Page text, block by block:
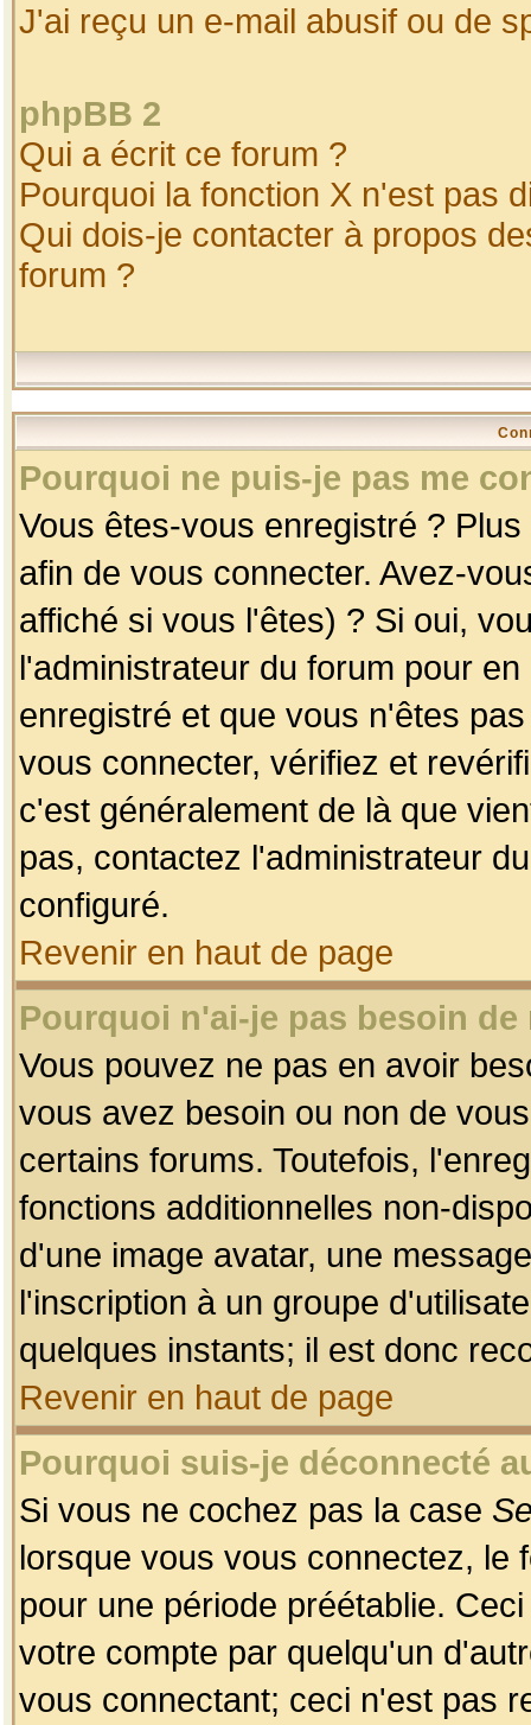
J'ai reçu un e-mail abusif ou de
phpBB 2
Qui a écrit ce forum ?
Pourquoi la fonction X n'est pas
Qui dois-je contacter à propos
forum ?
Pourquoi ne puis-je pas me
Vous êtes-vous enregistré ?
afin de vous connecter. Avez-
affiché si vous l'êtes) ? Si oui,
l'administrateur du forum pour
enregistré et que vous n'êtes
vous connecter, vérifiez et
c'est généralement de là que
pas, contactez l'administrateur
configuré.
Revenir en haut de page
Pourquoi n'ai-je pas besoin
Vous pouvez ne pas en avoir
vous avez besoin ou non de
certains forums. Toutefois,
fonctions additionnelles non-
d'une image avatar, une
l'inscription à un groupe
quelques instants; il est donc
Revenir en haut de page
Pourquoi suis-je déconnecté
Si vous ne cochez pas la case
lorsque vous vous connectez, le
pour une période préétablie.
votre compte par quelqu'un
vous connectant; ceci n'est pas